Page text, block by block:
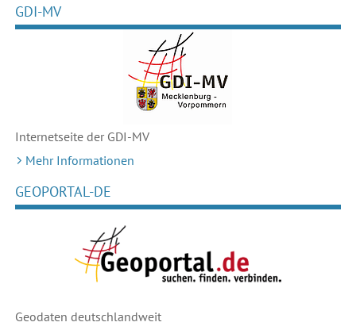
GDI-MV
Internetseite der GDI-MV
Mehr Informationen
GEOPORTAL-DE
Geodaten deutschlandweit